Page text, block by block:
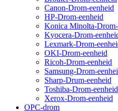
Canon-Drom-eenheid
HP-Drom-eenheid
Konica Minolta-Drom-
Kyocera-Drom-
Lexmark-Drom-
OKI-Drom-eenheid
Ricoh-Drom-eenheid
Samsung-Drom-
Sharp-Drum-eenheid
Toshiba-Drom-eenheid
Xerox-Drom-eenheid
OPC-drom